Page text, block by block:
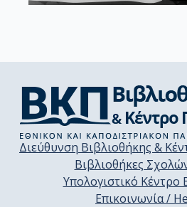
Διεύθυνση Βιβλιοθήκης &
Βιβλιοθήκες
Υπολογιστικό Κέντρο
Επικοινωνία /